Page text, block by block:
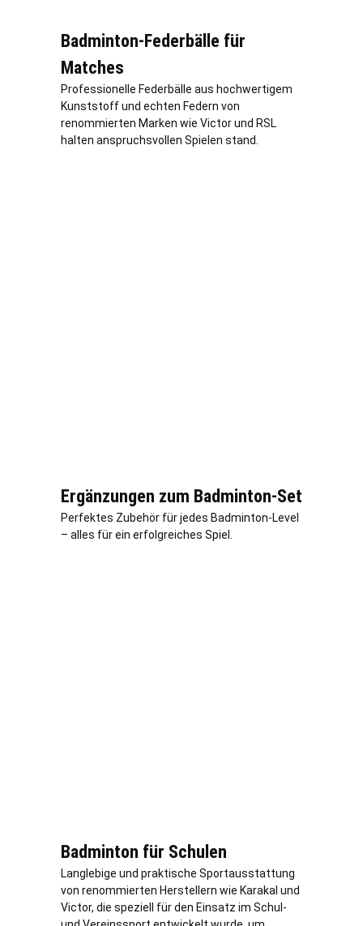
Badminton-Federbälle für
Matches
Professionelle Federbälle aus hochwertigem
Kunststoff und echten Federn von
renommierten Marken wie Victor und RSL
halten anspruchsvollen Spielen stand.
Ergänzungen zum Badminton-Set
Perfektes Zubehör für jedes Badminton-Level
– alles für ein erfolgreiches Spiel.
Badminton für Schulen
Langlebige und praktische Sportausstattung
von renommierten Herstellern wie Karakal und
Victor, die speziell für den Einsatz im Schul-